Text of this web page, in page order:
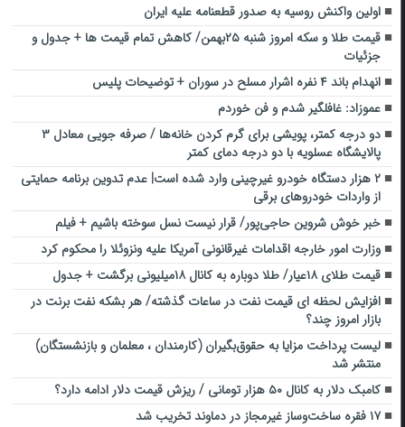
اولین واکنش روسیه به صدور قطعنامه علیه ایران
قیمت طلا و سکه امروز شنبه ۲۵بهمن/ کاهش تمام قیمت ها + جدول و
جزئیات
انهدام باند ۴ نفره اشرار مسلح در سوران + توضیحات پلیس
عموزاد: غافلگیر شدم و فن خوردم
دو درجه کمتر، پویشی برای گرم کردن خانه‌ها / صرفه جویی معادل ۳
پالایشگاه عسلویه با دو درجه دمای کمتر
۲ هزار دستگاه خودرو غیرچینی وارد شده است| عدم تدوین برنامه حمایتی
از واردات خودروهای برقی
خبر خوش شروین حاجی‌پور/ قرار نیست نسل سوخته باشیم + فیلم
وزارت امور خارجه اقدامات غیرقانونی آمریکا علیه ونزوئلا را محکوم کرد
قیمت طلای ۱۸عیار/ طلا دوباره به کانال ۱۸میلیونی برگشت + جدول
افزایش لحظه ای قیمت نفت در ساعات گذشته/ هر بشکه نفت برنت در
بازار امروز چند؟
لیست پرداخت مزایا به حقوق‌بگیران (کارمندان ، معلمان و بازنشستگان)
منتشر شد
کامبک دلار به کانال ۵۰ هزار تومانی / ریزش قیمت دلار ادامه دارد؟
۱۷ فقره ساخت‌وساز غیرمجاز در دماوند تخریب شد